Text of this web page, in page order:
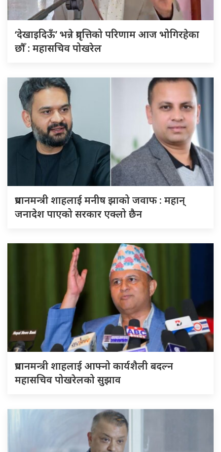
‘देखाइदिऊँ’ भन्ने प्रवृत्तिको परिणाम आज भोगिरहेका
छौँ : महासचिव पोखरेल
प्रधानमन्त्री शाहलाई मनीष झाको जवाफ : महान्
जनादेश पाएको सरकार एक्लो छैन
प्रधानमन्त्री शाहलाई आफ्नो कार्यशैली बदल्न
महासचिव पोखरेलको सुझाव